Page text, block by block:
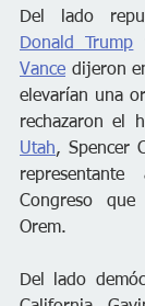
Donald Trump
Vance dijeron
elevarían una
rechazaron el
Utah, Spencer
Congreso
Orem.
Del lado